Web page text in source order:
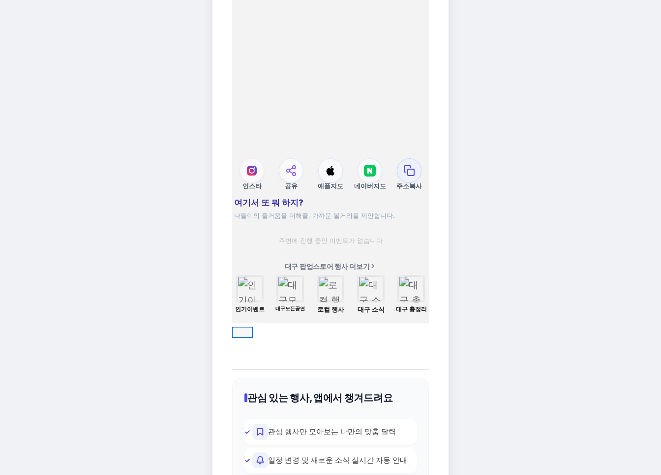
인스타 공유 애플지도 네이버지도 주소복사
여기서 또 뭐 하지?
나들이의 즐거움을 더해줄, 가까운 볼거리를 제안합니다.
주변에 진행 중인 이벤트가 없습니다
대구 팝업스토어 행사 더보기
인기이벤트 대구모든공연 로컬 행사 대구 소식 대구 총정리
관심 있는 행사, 앱에서 챙겨드려요
관심 행사만 모아보는 나만의 맞춤 달력
일정 변경 및 새로운 소식 실시간 자동 안내